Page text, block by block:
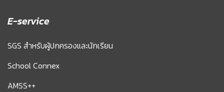
E-service
SGS สำหรับผู้ปกครองและนักเรียน
School Connex
AMSS++